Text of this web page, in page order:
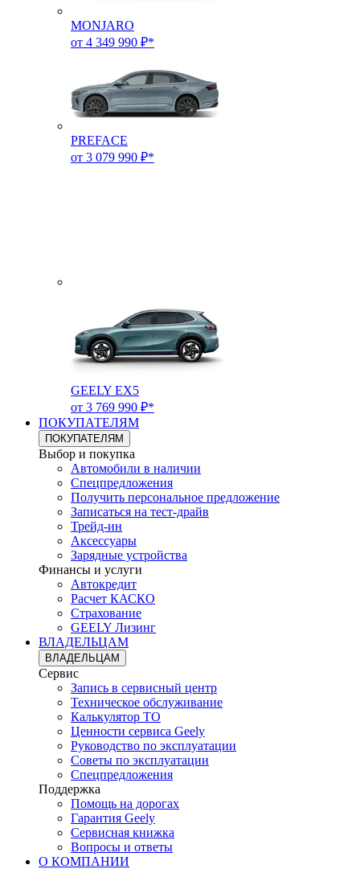
MONJARO
от 4 349 990 ₽*
PREFACE
от 3 079 990 ₽*
GEELY EX5
от 3 769 990 ₽*
ПОКУПАТЕЛЯМ
ПОКУПАТЕЛЯМ
Выбор и покупка
Автомобили в наличии
Спецпредложения
Получить персональное предложение
Записаться на тест-драйв
Трейд-ин
Аксессуары
Зарядные устройства
Финансы и услуги
Автокредит
Расчет КАСКО
Страхование
GEELY Лизинг
ВЛАДЕЛЬЦАМ
ВЛАДЕЛЬЦАМ
Сервис
Запись в сервисный центр
Техническое обслуживание
Калькулятор ТО
Ценности сервиса Geely
Руководство по эксплуатации
Советы по эксплуатации
Спецпредложения
Поддержка
Помощь на дорогах
Гарантия Geely
Сервисная книжка
Вопросы и ответы
О КОМПАНИИ